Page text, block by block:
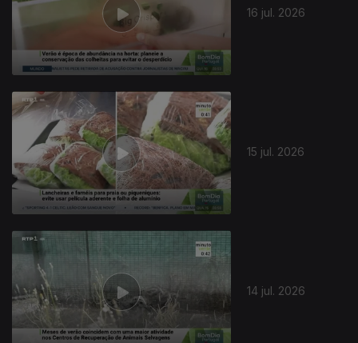
16 jul. 2026
15 jul. 2026
14 jul. 2026